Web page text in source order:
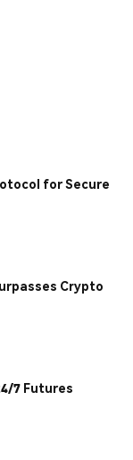
for Secure
Crypto
7 Futures